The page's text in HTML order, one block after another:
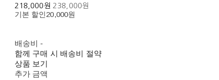
218,000원 238,000원
기본 할인20,000원
배송비 -
함께 구매 시 배송비 절약
상품 보기
추가 금액